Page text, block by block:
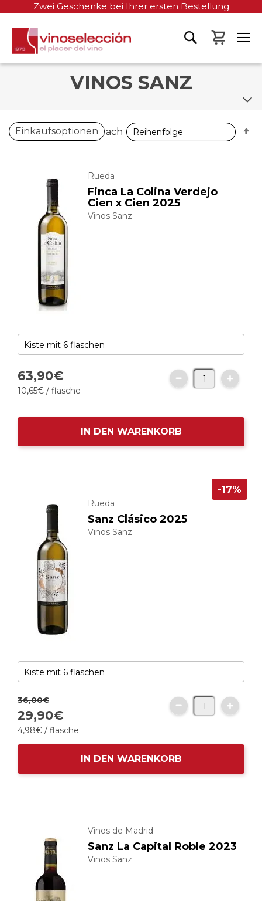
Zwei Geschenke bei Ihrer ersten Bestellung
Mein
VINOS SANZ
Rueda
Finca La Colina Verdejo
Cien x Cien 2025
Vinos Sanz
63,90€
10,65€ / flasche
IN DEN WARENKORB
Rueda
Sanz Clásico 2025
Vinos Sanz
-17%
36,00€
29,90€
4,98€ / flasche
IN DEN WARENKORB
Vinos de Madrid
Sanz La Capital Roble 2023
Vinos Sanz
Einkaufsoptionen
Sortieren nach
Sortieren nach